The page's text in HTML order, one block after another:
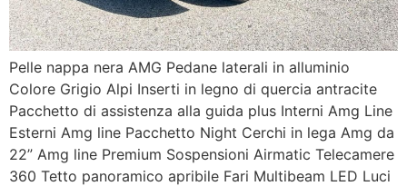
Pelle nappa nera AMG Pedane laterali in alluminio
Colore Grigio Alpi Inserti in legno di quercia antracite
Pacchetto di assistenza alla guida plus Interni Amg Line
Esterni Amg line Pacchetto Night Cerchi in lega Amg da
22” Amg line Premium Sospensioni Airmatic Telecamere
360 Tetto panoramico apribile Fari Multibeam LED Luci